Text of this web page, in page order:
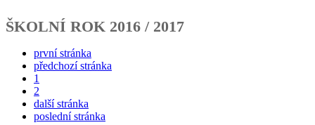
ŠKOLNÍ ROK 2016 / 2017
první stránka
předchozí stránka
1
2
další stránka
poslední stránka